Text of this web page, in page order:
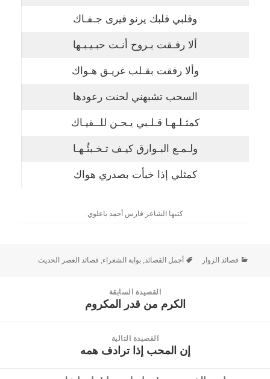
وقلبي قلبك يرنو فيرى جـفـاك
ألا رفـقت بـروح أنـت حبـيـبـها
وألا رفقت بقـلب غريـق هـواك
السحب تشبهني لحنت رعودها
كمثـلـهـا قـلـبي يـحـن للــقيـاك
ولـمـع البـوارق كيـف تـخـبئُـهـا
كمثلي إذا خبأت بصدري هواك
كتبها الشاعر فارس أحمد باعلوي
قصائد الزوار أجمل القصائد ,بوابة الشعراء قصائد العصر الحديث
القصيدة السابقة
الكرم من قدر المكروم
القصيدة التالية
إن المحب إذا ترادف همه